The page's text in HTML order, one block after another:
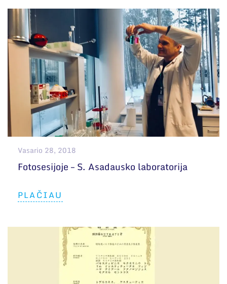
Vasario 28, 2018
Fotosesijoje – S. Asadausko laboratorija
PLAČIAU